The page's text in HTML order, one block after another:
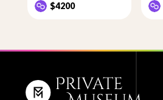
$4200